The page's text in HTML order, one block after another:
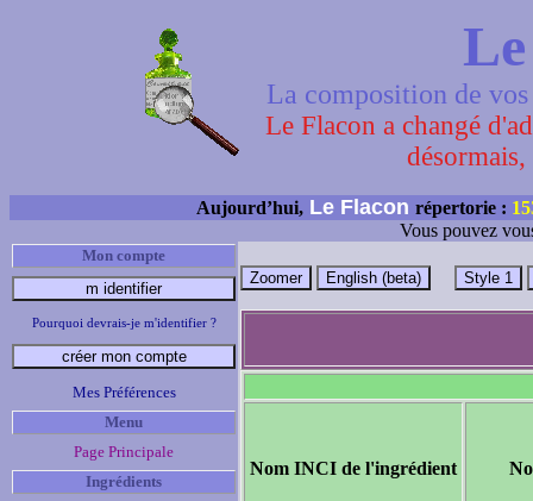
La composition de
Le Flacon a changé
Aujourd’hui, Le Flacon répertorie :
Vous pouvez
Mon compte
Pourquoi devrais-je m'identifier ?
Mes Préférences
Menu
Page Principale
Ingrédients
Nom INCI de l'ingrédient